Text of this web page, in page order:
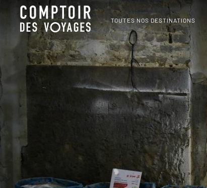
TOUTES NOS DESTINATIONS